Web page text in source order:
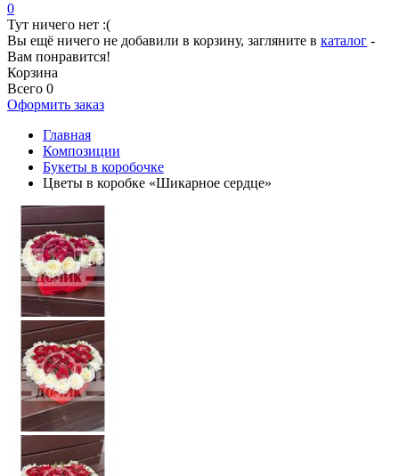
0
Тут ничего нет :(
Вы ещё ничего не добавили в корзину, загляните в каталог -
Вам понравится!
Корзина
Всего 0
Оформить заказ
Главная
Композиции
Букеты в коробочке
Цветы в коробке «Шикарное сердце»